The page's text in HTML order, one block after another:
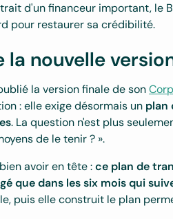
d'un financeur important, le
pour restaurer sa crédibilité.
la nouvelle
la version finale de son
: elle exige désormais un plan
. La question n'est plus
de le tenir ? ».
avoir en tête :ce plan de
que dans les six mois qui
puis elle construit le plan